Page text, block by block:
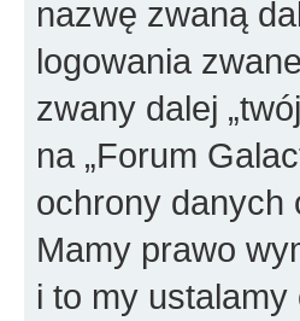
nazwę zwaną
logowania
zwany dalej
na „Forum
ochrony danych
Mamy prawo
i to my